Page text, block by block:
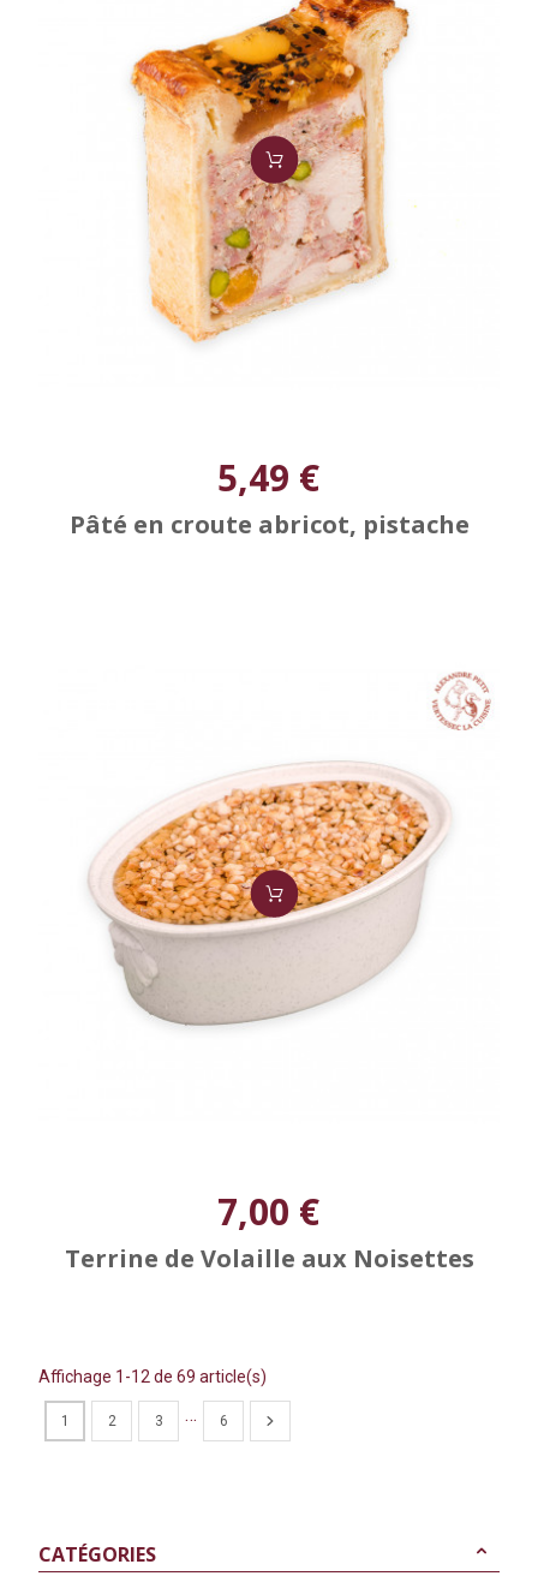
CATÉGORIES
5,49 €
Pâté en croute abricot, pistache
7,00 €
Terrine de Volaille aux Noisettes
Affichage 1-12 de 69 article(s)
1 2 3 … 6